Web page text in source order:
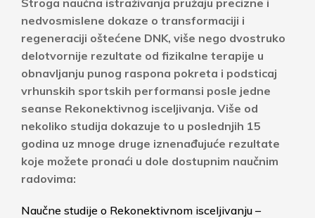
nedvosmislene dokaze o transformaciji i
regeneraciji oštećene DNK, više nego dvostruko
delotvornije rezultate od fizikalne terapije u
obnavljanju punog raspona pokreta i podsticaj
vrhunskih sportskih performansi posle jedne
seanse Rekonektivnog isceljivanja. Više od
nekoliko studija dokazuje to u poslednjih 15
godina uz mnoge druge iznenađujuće rezultate
koje možete pronaći u dole dostupnim naučnim
radovima:
Naučne studije o Rekonektivnom isceljivanju –